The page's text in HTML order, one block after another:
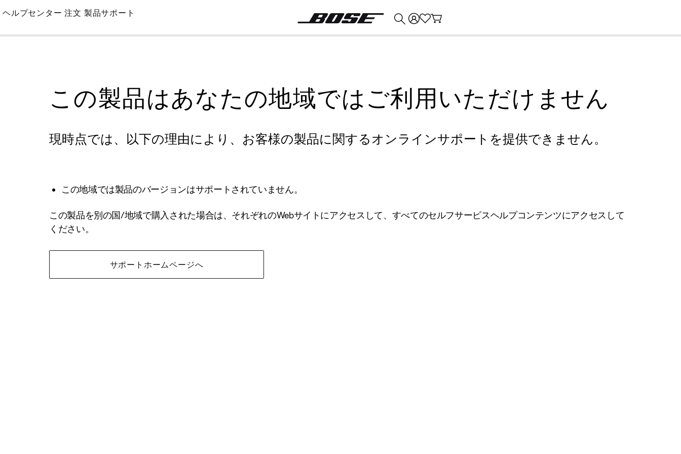
Skip
Main
ヘルプセンター 注文 製品サポート
この製品はあなたの地域ではご利用いただけません
現時点では、以下の理由により、お客様の製品に関するオンラインサポートを提供できません。
この地域では製品のバージョンはサポートされていません。
この製品を別の国/地域で購入された場合は、それぞれのWebサイトにアクセスして、すべてのセルフサービスヘルプコンテンツにアクセスして
ください。
サポートホームページへ